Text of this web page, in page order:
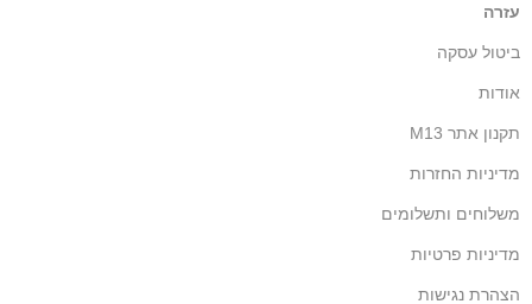
עזרה
ביטול עסקה
אודות
תקנון אתר M13
מדיניות החזרות
משלוחים ותשלומים
מדיניות פרטיות
הצהרת נגישות